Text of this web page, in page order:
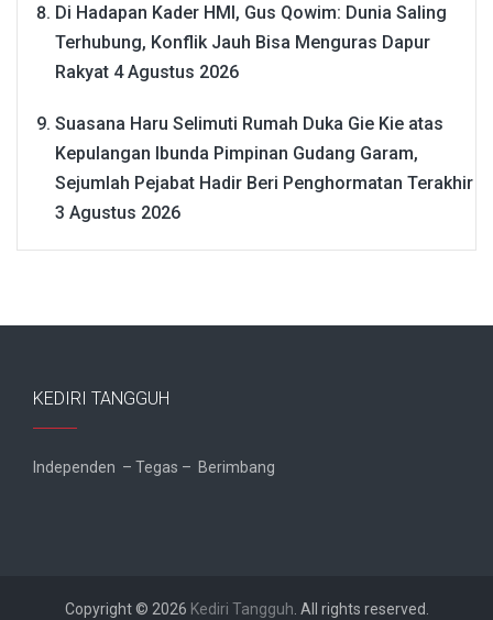
Di Hadapan Kader HMI, Gus Qowim: Dunia Saling
Terhubung, Konflik Jauh Bisa Menguras Dapur
Rakyat 4 Agustus 2026
Suasana Haru Selimuti Rumah Duka Gie Kie atas
Kepulangan Ibunda Pimpinan Gudang Garam,
Sejumlah Pejabat Hadir Beri Penghormatan Terakhir
3 Agustus 2026
KEDIRI TANGGUH
Independen – Tegas – Berimbang
Copyright © 2026 Kediri Tangguh . All rights reserved.